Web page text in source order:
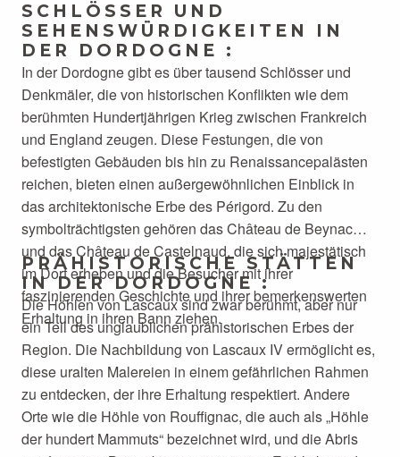
SCHLÖSSER UND
SEHENSWÜRDIGKEITEN IN
DER DORDOGNE :
In der Dordogne gibt es über tausend Schlösser und
Denkmäler, die von historischen Konflikten wie dem
berühmten Hundertjährigen Krieg zwischen Frankreich
und England zeugen. Diese Festungen, die von
befestigten Gebäuden bis hin zu Renaissancepalästen
reichen, bieten einen außergewöhnlichen Einblick in
das architektonische Erbe des Périgord. Zu den
symbolträchtigsten gehören das Château de Beynac
und das Château de Castelnaud, die sich majestätisch
im Dorf erheben und die Besucher mit ihrer
faszinierenden Geschichte und ihrer bemerkenswerten
Erhaltung in ihren Bann ziehen.
PRÄHISTORISCHE STÄTTEN
IN DER DORDOGNE :
Die Höhlen von Lascaux sind zwar berühmt, aber nur
ein Teil des unglaublichen prähistorischen Erbes der
Region. Die Nachbildung von Lascaux IV ermöglicht es,
diese uralten Malereien in einem gefährlichen Rahmen
zu entdecken, der ihre Erhaltung respektiert. Andere
Orte wie die Höhle von Rouffignac, die auch als „Höhle
der hundert Mammuts“ bezeichnet wird, und die Abris